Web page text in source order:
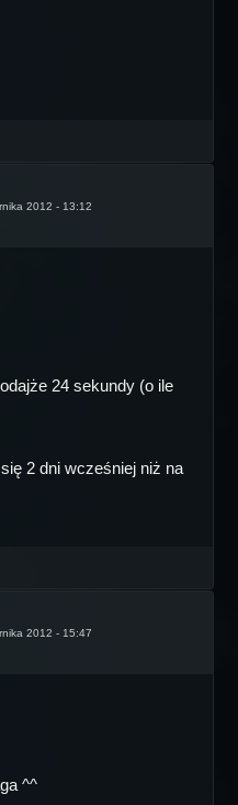
2012 - 13:12
24 sekundy (o ile
2 dni wcześniej niż na
2012 - 15:47
^^